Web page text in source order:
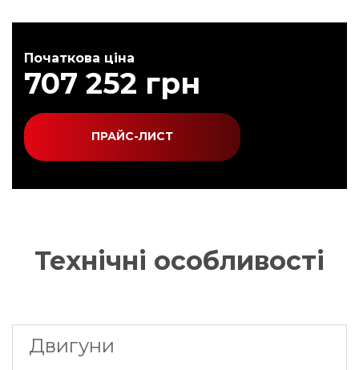
Початкова цiна
707 252 грн
ПРАЙС-ЛИСТ
Технiчнi особливостi
Двигуни